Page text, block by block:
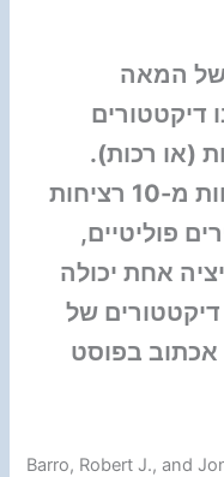
החל משנות ה-90 של המאה
דיקטטורים
(או רכות).
דיקטטורים חלקלקים יש פחות מ-10 רציחות
פחות מ-100 אסירים פוליטיים,
אחת יכולה
של
אכתוב בפוסט
Barro, Robert J., and